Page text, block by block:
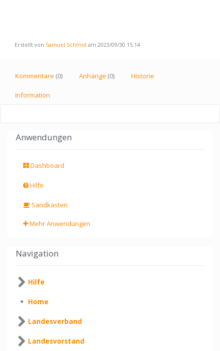
Erstellt von Samuel Schmid am 2023/09/30 15:14
Kommentare (0) Anhänge (0) Historie
Information
Anwendungen
Dashboard
Hilfe
Sandkasten
Mehr Anwendungen
Navigation
Hilfe
Home
Landesverband
Landesvorstand